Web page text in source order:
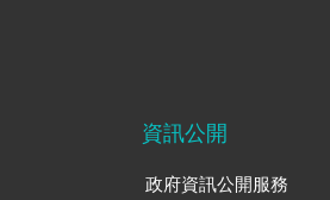
資訊公開
政府資訊公開服務